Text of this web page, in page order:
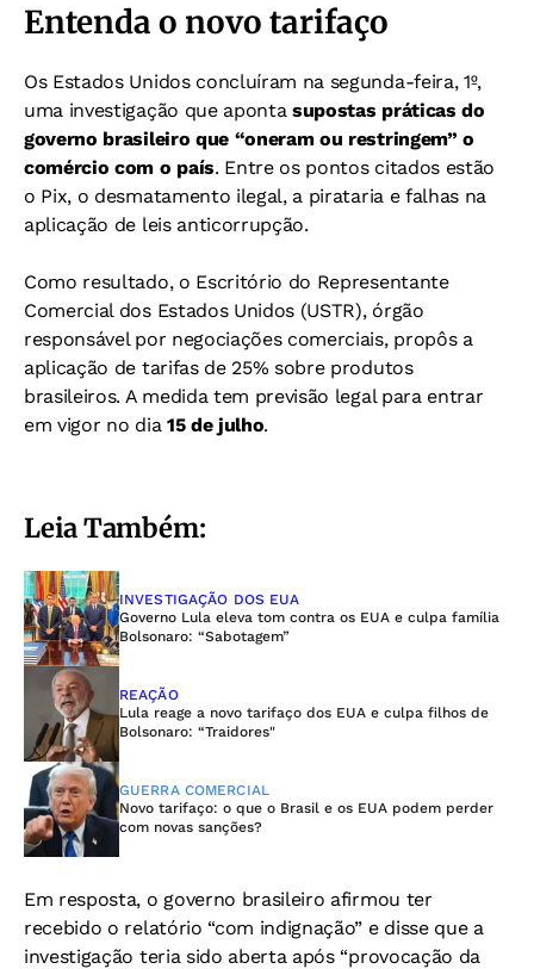
Entenda o novo tarifaço
Os Estados Unidos concluíram na segunda-feira, 1º,
uma investigação que apontasupostas práticas do
governo brasileiro que “oneram ou restringem” o
comércio com o país. Entre os pontos citados estão
o Pix, o desmatamento ilegal, a pirataria e falhas na
aplicação de leis anticorrupção.
Como resultado, o Escritório do Representante
Comercial dos Estados Unidos (USTR), órgão
responsável por negociações comerciais, propôs a
aplicação de tarifas de 25% sobre produtos
brasileiros. A medida tem previsão legal para entrar
em vigor no dia 15 de julho.
Leia Também:
INVESTIGAÇÃO DOS EUA
Governo Lula eleva tom contra os EUA e culpa família
Bolsonaro: “Sabotagem”
REAÇÃO
Lula reage a novo tarifaço dos EUA e culpa filhos de
Bolsonaro: “Traidores"
GUERRA COMERCIAL
Novo tarifaço: o que o Brasil e os EUA podem perder
com novas sanções?
Em resposta, o governo brasileiro afirmou ter
recebido o relatório “com indignação” e disse que a
investigação teria sido aberta após “provocação da